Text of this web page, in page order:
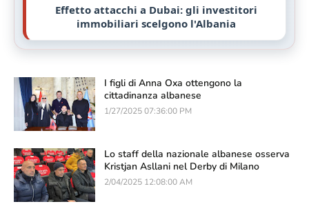
Effetto attacchi a Dubai: gli investitori
immobiliari scelgono l'Albania
I figli di Anna Oxa ottengono la
cittadinanza albanese
1/27/2025 07:36:00 PM
Lo staff della nazionale albanese osserva
Kristjan Asllani nel Derby di Milano
2/04/2025 12:08:00 AM